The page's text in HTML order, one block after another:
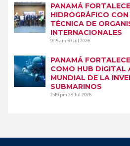
PANAMÁ
HIDROGRÁFICO
TÉCNICA DE
INTERNACIONALES
9:15 am30 Jul 2026
PANAMÁ
COMO HUB DIGITAL
MUNDIAL DE LA
SUBMARINOS
2:49 pm28 Jul 2026